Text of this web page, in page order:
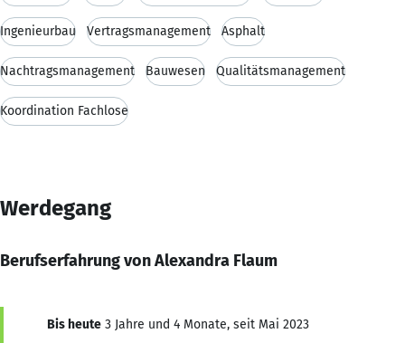
Ingenieurbau Vertragsmanagement Asphalt
Nachtragsmanagement Bauwesen Qualitätsmanagement
Koordination Fachlose
Werdegang
Berufserfahrung von Alexandra Flaum
Bis heute 3 Jahre und 4 Monate, seit Mai 2023